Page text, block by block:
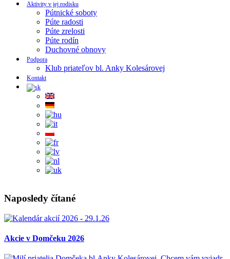
Aktivity v jej rodisku
Pútnické soboty
Púte radosti
Púte zrelosti
Púte rodín
Duchovné obnovy
Podpora
Klub priateľov bl. Anky Kolesárovej
Kontakt
Naposledy čítané
Akcie v Domčeku 2026